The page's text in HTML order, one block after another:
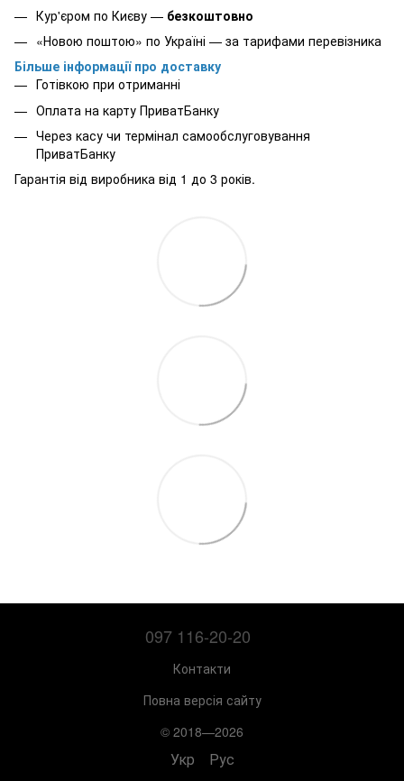
Кур'єром по Києву — безкоштовно
«Новою поштою» по Україні — за тарифами перевізника
Більше інформації про доставку
Готівкою при отриманні
Оплата на карту ПриватБанку
Через касу чи термінал самообслуговування
ПриватБанку
Гарантія від виробника від 1 до 3 років.
097 116-20-20
Контакти
Повна версія сайту
© 2018—2026
Укр Рус